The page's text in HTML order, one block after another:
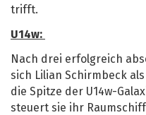
trifft.
U14w:
Nach drei erfolgreich
sich Lilian Schirmbeck
die Spitze der U14w-
steuert sie ihr